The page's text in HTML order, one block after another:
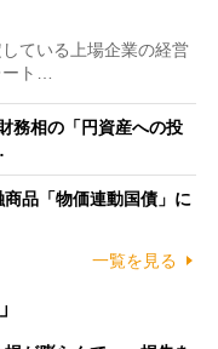
ている上場企業の経営
ート…
務相の「円資産への投
品「物価連動国債」に
一覧を見る